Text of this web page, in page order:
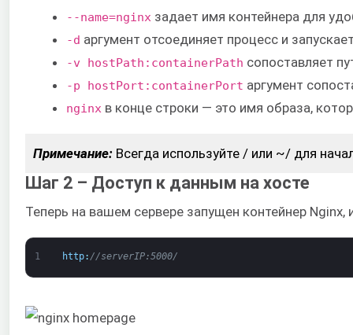
--name=nginx задает имя контейнера для
-d аргумент отсоединяет процесс и
-v hostPath:containerPath сопоставляет
-p hostPort:containerPort аргумент
nginx в конце строки — это имя образа,
Примечание: Всегда используйте / или ~/ для
Шаг 2 – Доступ к данным на хосте
Теперь на вашем сервере запущен контейнер
1 http: //serverIP:5000/